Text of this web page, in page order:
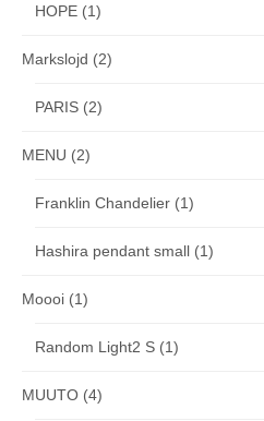
HOPE (1)
Markslojd (2)
PARIS (2)
MENU (2)
Franklin Chandelier (1)
Hashira pendant small (1)
Moooi (1)
Random Light2 S (1)
MUUTO (4)